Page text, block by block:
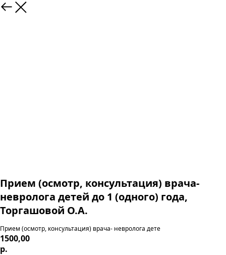
Прием (осмотр, консультация) врача-
невролога детей до 1 (одного) года,
Торгашовой О.А.
Прием (осмотр, консультация) врача- невролога дете
1500,00
р.